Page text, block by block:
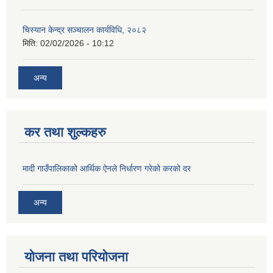
चिस्यान केन्द्र सञ्‍चालन कार्यविधि, २०८२
मिति: 02/02/2026 - 10:12
अन्य
कर तथा शुल्कहरु
मादी गाउँपालिकाको आर्थिक ऐनले निर्धारण गरेको करको दर
अन्य
योजना तथा परियोजना